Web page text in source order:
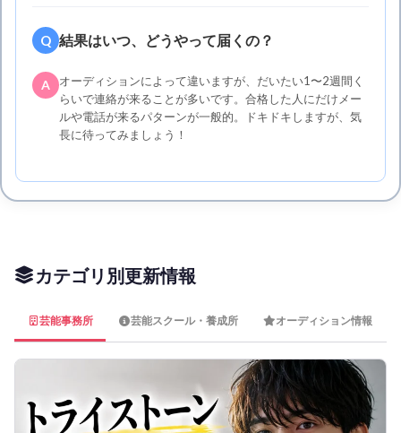
Q 結果はいつ、どうやって届くの？
A
オーディションによって違いますが、だいたい1〜2週間く
らいで連絡が来ることが多いです。合格した人にだけメー
ルや電話が来るパターンが一般的。ドキドキしますが、気
長に待ってみましょう！
カテゴリ別更新情報
芸能事務所 芸能スクール・養成所 オーディション情報